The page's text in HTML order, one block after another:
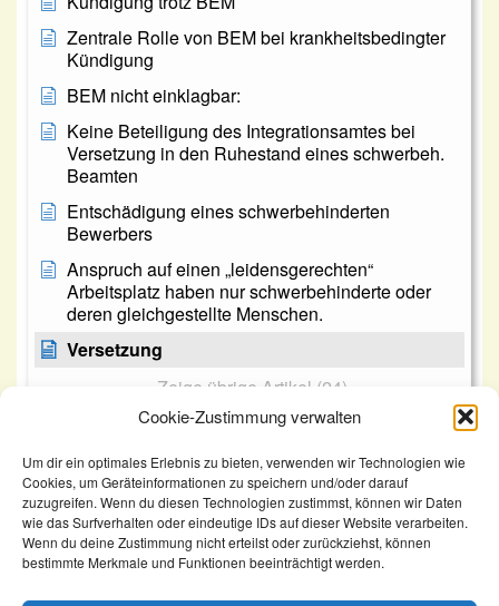
Cookie-Zustimmung verwalten
Um dir ein optimales Erlebnis zu bieten, verwenden wir Technologien wie
Cookies, um Geräteinformationen zu speichern und/oder darauf
zuzugreifen. Wenn du diesen Technologien zustimmst, können wir Daten
wie das Surfverhalten oder eindeutige IDs auf dieser Website verarbeiten.
Wenn du deine Zustimmung nicht erteilst oder zurückziehst, können
bestimmte Merkmale und Funktionen beeinträchtigt werden.
Zentrale Rolle von BEM bei krankheitsbedingter
Kündigung
BEM nicht einklagbar:
Keine Beteiligung des Integrationsamtes bei
Versetzung in den Ruhestand eines schwerbeh.
Beamten
Entschädigung eines schwerbehinderten
Bewerbers
Anspruch auf einen „leidensgerechten“
Arbeitsplatz haben nur schwerbehinderte oder
deren gleichgestellte Menschen.
Versetzung
Zeige übrige Artikel (24)
KomSem Versetzung